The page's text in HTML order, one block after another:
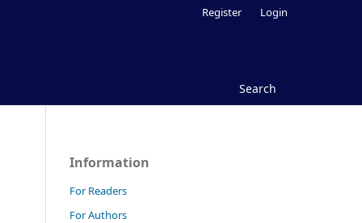
Search
Register Login
Information
For Readers
For Authors